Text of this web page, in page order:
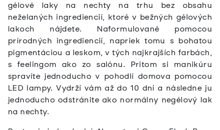
gélové laky na nechty na trhu bez obsahu
neželaných ingrediencií, ktoré v bežných gélových
lakoch nájdete. Naformulované pomocou
prírodných ingrediencií, napriek tomu s bohatou
pigmentáciou a leskom, v tých najkrajších farbách,
s feelingom ako zo salónu. Pritom si manikúru
spravíte jednoducho v pohodlí domova pomocou
LED lampy. Vydrží vám až do 10 dní a následne ju
jednoducho odstránite ako normálny negélový lak
na nechty.